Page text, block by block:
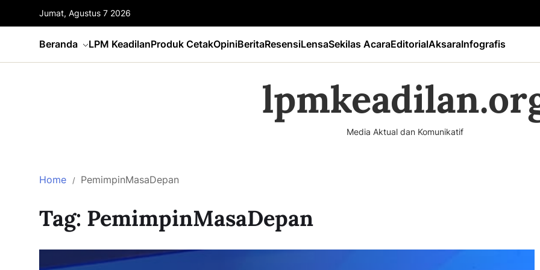
Jumat, Agustus 7 2026
Beranda LPM KeadilanProduk CetakOpiniBeritaResensiLensaSekilas AcaraEditorialAksaraInfografis
Media Aktual dan Komunikatif
Home PemimpinMasaDepan
Tag: PemimpinMasaDepan